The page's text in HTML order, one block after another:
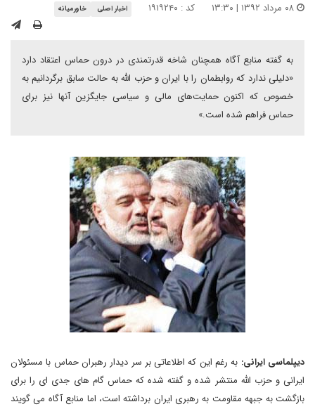
کد : ۱۹۱۹۲۴۰ اخبار اصلی خاورمیانه
به گفته منابع آگاه همچنان شاخه قدرتمندی در درون حماس اعتقاد دارد
«دلیلی ندارد که روابطمان را با ایران و حزب الله به حالت سابق برگردانیم به
خصوص که اکنون حمایت‌های مالی و سیاسی جایگزین آنها نیز برای
حماس فراهم شده است.»
دیپلماسی ایرانی: به رغم این که اطلاعاتی بر سر دیدار رهبران حماس با مسئولان
ایرانی و حزب الله منتشر شده و گفته شده که حماس گام های جدی ای را برای
بازگشت به جبهه مقاومت به رهبری ایران برداشته است، اما منابع آگاه می گویند